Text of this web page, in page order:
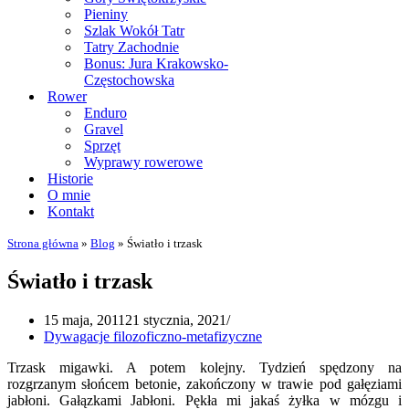
Pieniny
Szlak Wokół Tatr
Tatry Zachodnie
Bonus: Jura Krakowsko-
Częstochowska
Rower
Enduro
Gravel
Sprzęt
Wyprawy rowerowe
Historie
O mnie
Kontakt
Strona główna » Blog » Światło i trzask
Światło i trzask
15 maja, 2011 21 stycznia, 2021
Dywagacje filozoficzno-metafizyczne
Trzask migawki. A potem kolejny. Tydzień spędzony na
rozgrzanym słońcem betonie, zakończony w trawie pod gałęziami
jabłoni. Gałązkami Jabłoni. Pękła mi jakaś żyłka w mózgu i